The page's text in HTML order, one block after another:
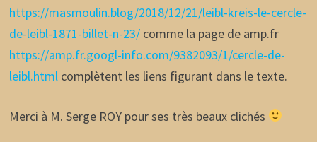
https://masmoulin.blog/2018/12/21/leibl-kreis-le-cercle-
de-leibl-1871-billet-n-23/comme la page de amp.fr
https://amp.fr.googl-info.com/9382093/1/cercle-de-
leibl.htmlcomplètent les liens figurant dans le texte.
Merci à M. Serge ROY pour ses très beaux clichés